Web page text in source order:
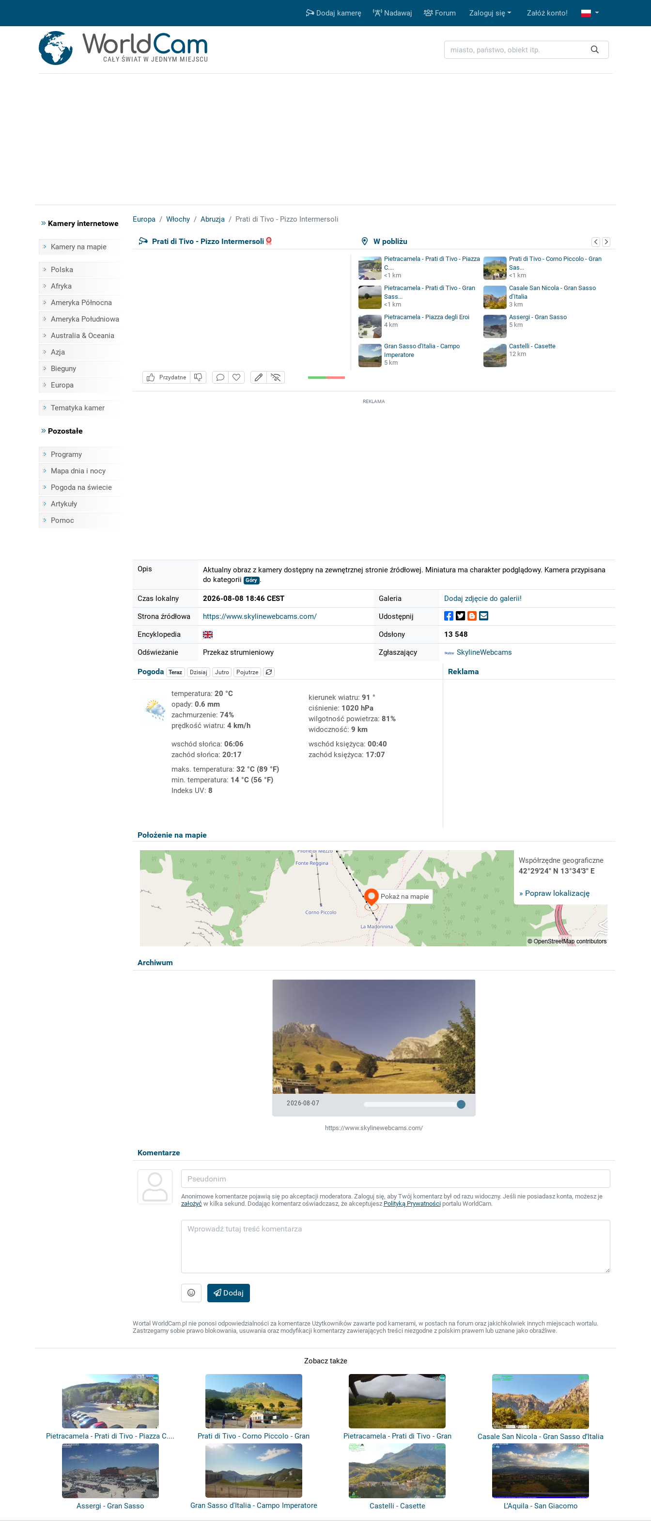
Dodaj kamerę Nadawaj Forum Zaloguj się Załóż konto!
WorldCam
CAŁY ŚWIAT W JEDNYM MIEJSCU
Kamery internetowe
Kamery na mapie
Polska
Afryka
Ameryka Północna
Ameryka Południowa
Australia & Oceania
Azja
Bieguny
Europa
Tematyka kamer
Pozostałe
Programy
Mapa dnia i nocy
Pogoda na świecie
Artykuły
Pomoc
Europa Włochy Abruzja Prati di Tivo - Pizzo Intermersoli
W pobliżu
Prati di Tivo - Pizzo Intermersoli
Przydatne
Pietracamela - Prati di Tivo - Piazza
C....
<1 km
Prati di Tivo - Corno Piccolo - Gran
Sas...
<1 km
Pietracamela - Prati di Tivo - Gran
Sass...
<1 km
Casale San Nicola - Gran Sasso
d’Italia
3 km
Pietracamela - Piazza degli Eroi
4 km
Assergi - Gran Sasso
5 km
Gran Sasso d'Italia - Campo
Imperatore
5 km
Castelli - Casette
12 km
REKLAMA
Opis
Aktualny obraz z kamery dostępny na zewnętrznej stronie źródłowej. Miniatura ma charakter podglądowy. Kamera przypisana
do kategorii
Góry .
Czas lokalny 2026-08-08 18:46 CEST
Strona źródłowa https://www.skylinewebcams.com/
Encyklopedia
Odświeżanie Przekaz strumieniowy
Galeria Dodaj zdjęcie do galerii!
Udostępnij
Odsłony 13 548
Zgłaszający SkylineWebcams
Reklama
Pogoda Teraz Dzisiaj Jutro Pojutrze
temperatura: 20 °C
opady: 0.6 mm
zachmurzenie: 74%
prędkość wiatru: 4 km/h
kierunek wiatru: 91 °
ciśnienie: 1020 hPa
wilgotność powietrza: 81%
widoczność: 9 km
wschód słońca: 06:06
zachód słońca: 20:17
wschód księżyca: 00:40
zachód księżyca: 17:07
maks. temperatura: 32 °C (89 °F)
min. temperatura: 14 °C (56 °F)
Indeks UV: 8
Położenie na mapie
Pokaż na mapie
Współrzędne geograficzne
42°29'24" N 13°34'3" E
» Popraw lokalizację
Archiwum
2026-08-07
https://www.skylinewebcams.com/
Komentarze
Anonimowe komentarze pojawią się po akceptacji moderatora. Zaloguj się, aby Twój komentarz był od razu widoczny. Jeśli nie posiadasz konta, możesz je
założyćw kilka sekund. Dodając komentarz oświadczasz, że akceptujesz Polityką Prywatnościportalu WorldCam.
Dodaj
Wortal WorldCam.pl nie ponosi odpowiedzialności za komentarze Użytkowników zawarte pod kamerami, w postach na forum oraz jakichkolwiek innych miejscach wortalu.
Zastrzegamy sobie prawo blokowania, usuwania oraz modyfikacji komentarzy zawierających treści niezgodne z polskim prawem lub uznane jako obraźliwe.
Zobacz także
Pietracamela - Prati di Tivo - Piazza C....
Prati di Tivo - Corno Piccolo - Gran
Sas...
Pietracamela - Prati di Tivo - Gran
Sass...
Casale San Nicola - Gran Sasso d’Italia
Assergi - Gran Sasso Gran Sasso d'Italia - Campo Imperatore Castelli - Casette L’Aquila - San Giacomo